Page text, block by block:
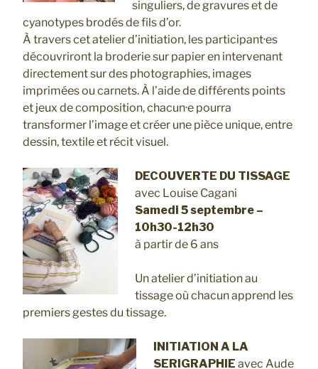
singuliers, de gravures et de
cyanotypes brodés de fils d’or.
À travers cet atelier d’initiation, les participant·es
découvriront la broderie sur papier en intervenant
directement sur des photographies, images
imprimées ou carnets. À l’aide de différents points
et jeux de composition, chacun·e pourra
transformer l’image et créer une pièce unique, entre
dessin, textile et récit visuel.
DECOUVERTE DU TISSAGE
avec Louise Cagani
Samedi 5 septembre –
10h30-12h30
à partir de 6 ans
Un atelier d’initiation au
tissage où chacun apprend les
premiers gestes du tissage.
INITIATION A LA
SERIGRAPHIE avec Aude